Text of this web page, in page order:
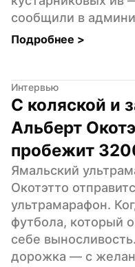
сообщили в
Подробнее >
Интервью
С коляской и
Альберт
пробежит
Ямальский
Окотэтто
ультрамарафон.
футбола, который
себе
дорожка — с